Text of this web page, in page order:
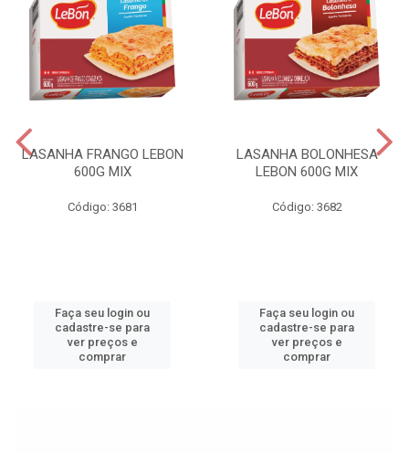
LASANHA FRANGO LEBON
600G MIX
Código: 3681
Faça seu login ou
cadastre-se para
ver preços e
comprar
LASANHA BOLONHESA
LEBON 600G MIX
Código: 3682
Faça seu login ou
cadastre-se para
ver preços e
comprar